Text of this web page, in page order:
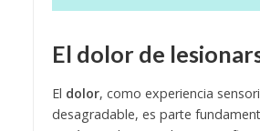
El dolor de
El dolor, como experiencia
desagradable, es parte